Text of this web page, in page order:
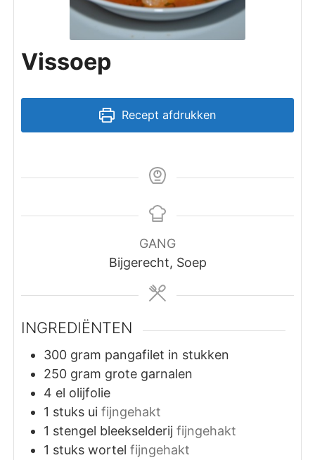
Vissoep
Recept afdrukken
GANG
Bijgerecht, Soep
INGREDIËNTEN
300 gram pangafilet in stukken
250 gram grote garnalen
4 el olijfolie
1 stuks ui fijngehakt
1 stengel bleekselderij fijngehakt
1 stuks wortel fijngehakt